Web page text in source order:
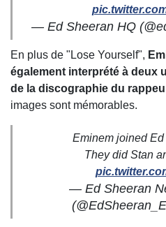
— Ed Sheeran HQ
En plus de "Lose Yourself",
également interprété à deux
de la discographie du
images sont mémorables.
Eminem joined
They did Stan
— Ed Sheeran